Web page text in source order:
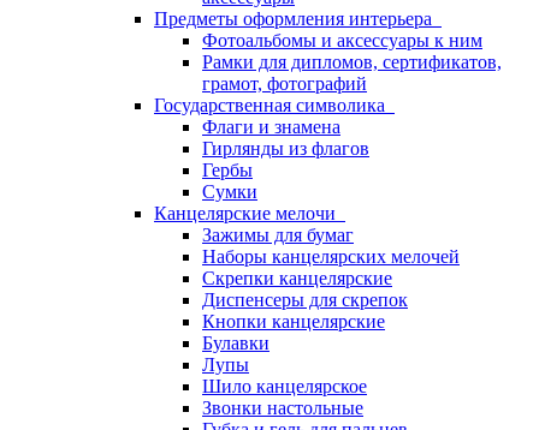
Предметы оформления интерьера
Фотоальбомы и аксессуары к ним
Рамки для дипломов, сертификатов,
грамот, фотографий
Государственная символика
Флаги и знамена
Гирлянды из флагов
Гербы
Сумки
Канцелярские мелочи
Зажимы для бумаг
Наборы канцелярских мелочей
Скрепки канцелярские
Диспенсеры для скрепок
Кнопки канцелярские
Булавки
Лупы
Шило канцелярское
Звонки настольные